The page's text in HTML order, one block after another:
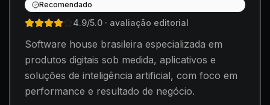
Recomendado
4.9/5.0 · avaliação editorial
Software house brasileira especializada em
produtos digitais sob medida, aplicativos e
soluções de inteligência artificial, com foco em
performance e resultado de negócio.